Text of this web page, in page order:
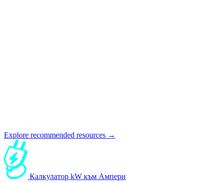
Explore recommended resources →
Калкулатор kW към Ампери